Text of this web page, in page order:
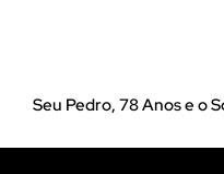
Seu Pedro, 78 Anos e o